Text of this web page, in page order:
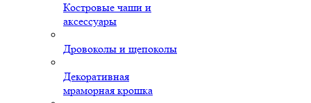
Костровые чаши и
аксессуары
Дровоколы и щепоколы
Декоративная
мраморная крошка